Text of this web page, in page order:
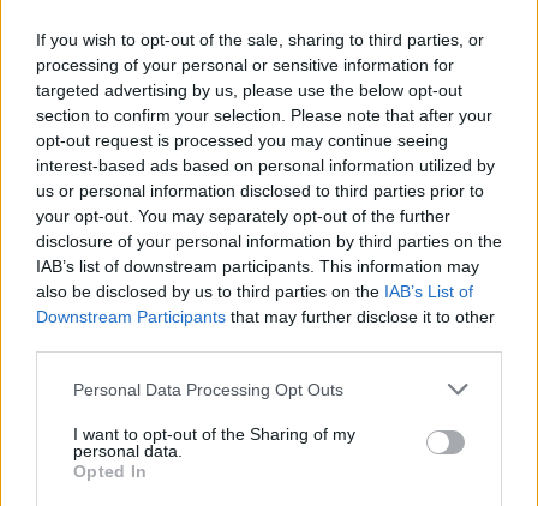
If you wish to opt-out of the sale, sharing to third parties, or
processing of your personal or sensitive information for
targeted advertising by us, please use the below opt-out
section to confirm your selection. Please note that after your
opt-out request is processed you may continue seeing
interest-based ads based on personal information utilized by
us or personal information disclosed to third parties prior to
your opt-out. You may separately opt-out of the further
disclosure of your personal information by third parties on the
IAB’s list of downstream participants. This information may
also be disclosed by us to third parties on the IAB’s List of
Downstream Participants that may further disclose it to other
Personal Data Processing Opt Outs
I want to opt-out of the Sharing of my
personal data.
Opted In
Lorenzo Semino
Twitter@calciopremier